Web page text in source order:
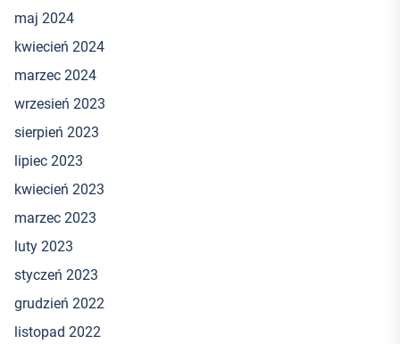
maj 2024
kwiecień 2024
marzec 2024
wrzesień 2023
sierpień 2023
lipiec 2023
kwiecień 2023
marzec 2023
luty 2023
styczeń 2023
grudzień 2022
listopad 2022